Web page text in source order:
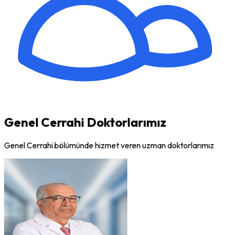
Genel Cerrahi Doktorlarımız
Genel Cerrahi bölümünde hizmet veren uzman doktorlarımız